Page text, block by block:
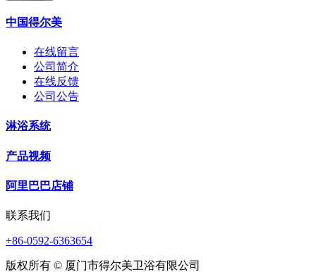
中国得尔美
在线留言
公司简介
在线反馈
公司公告
淋浴系统
产品视频
阿里巴巴店铺
联系我们
+86-0592-6363654
版权所有 © 厦门市得尔美卫浴有限公司